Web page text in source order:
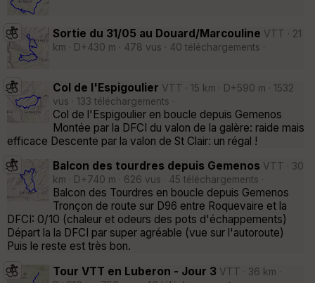
Sortie du 31/05 au Douard/Marcouline VTT · 21
km · D+430 m · 478 vus · 40 téléchargements ·
Col de l'Espigoulier VTT · 15 km · D+590 m · 1532
vus · 133 téléchargements ·
Col de l'Espigoulier en boucle depuis Gemenos
Montée par la DFCI du valon de la galère: raide mais
efficace Descente par la valon de St Clair: un régal !
Balcon des tourdres depuis Gemenos VTT · 30
km · D+740 m · 626 vus · 45 téléchargements ·
Balcon des Tourdres en boucle depuis Gemenos
Tronçon de route sur D96 entre Roquevaire et la
DFCI: 0/10 (chaleur et odeurs des pots d'échappements)
Départ la la DFCI par super agréable (vue sur l'autoroute)
Puis le reste est très bon.
Tour VTT en Luberon - Jour 3 VTT · 36 km ·